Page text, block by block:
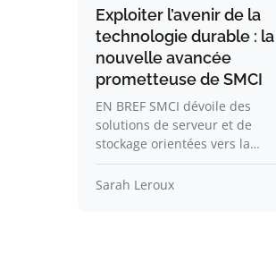
Exploiter l’avenir de la
technologie durable : la
nouvelle avancée
prometteuse de SMCI
EN BREF SMCI dévoile des
solutions de serveur et de
stockage orientées vers la…
Sarah Leroux